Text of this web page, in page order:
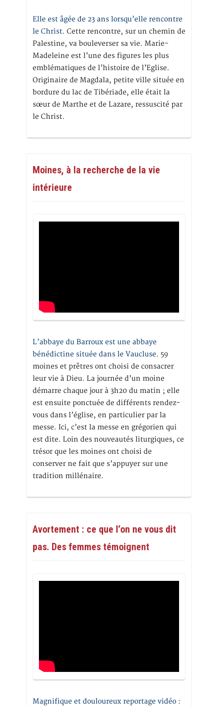
Elle est âgée de 23 ans lorsqu’elle rencontre
le Christ. Cette rencontre, sur un chemin de
Palestine, va bouleverser sa vie. Marie-
Madeleine est l’une des figures les plus
emblématiques de l’histoire de l’Eglise.
Originaire de Magdala, petite ville située en
bordure du lac de Tibériade, elle était la
sœur de Marthe et de Lazare, ressuscité par
le Christ.
Moines, à la recherche de la vie
intérieure
L’abbaye du Barroux est une abbaye
bénédictine située dans le Vaucluse. 59
moines et prêtres ont choisi de consacrer
leur vie à Dieu. La journée d’un moine
démarre chaque jour à 3h20 du matin ; elle
est ensuite ponctuée de différents rendez-
vous dans l’église, en particulier par la
messe. Ici, c’est la messe en grégorien qui
est dite. Loin des nouveautés liturgiques, ce
trésor que les moines ont choisi de
conserver ne fait que s’appuyer sur une
tradition millénaire.
Avortement : ce que l’on ne vous dit
pas. Des femmes témoignent
Magnifique et douloureux reportage vidéo :